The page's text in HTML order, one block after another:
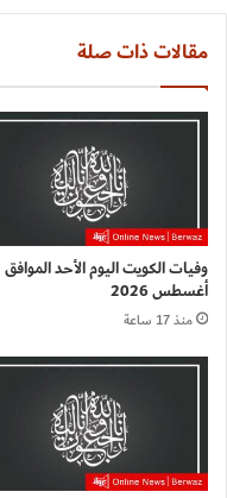
مقالات ذات صلة
أغسطس 2026
منذ 17 ساعة